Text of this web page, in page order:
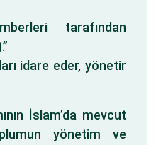
tarafından
idare eder, yönetir
İslam’da mevcut
yönetim ve